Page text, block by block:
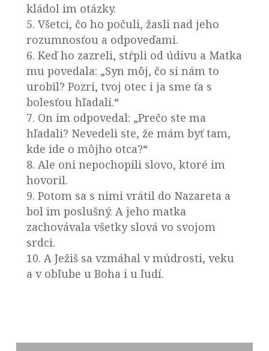
kládol im otázky.
5. Všetci, čo ho počuli, žasli nad jeho
rozumnosťou a odpoveďami.
6. Keď ho zazreli, stŕpli od údivu a Matka
mu povedala: „Syn môj, čo si nám to
urobil? Pozri, tvoj otec i ja sme ťa s
bolesťou hľadali.“
7. On im odpovedal: „Prečo ste ma
hľadali? Nevedeli ste, že mám byť tam,
kde ide o môjho otca?“
8. Ale oni nepochopili slovo, ktoré im
hovoril.
9. Potom sa s nimi vrátil do Nazareta a
bol im poslušný. A jeho matka
zachovávala všetky slová vo svojom
srdci.
10. A Ježiš sa vzmáhal v múdrosti, veku
a v obľube u Boha i u ľudí.